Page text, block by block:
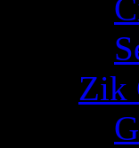
Zik